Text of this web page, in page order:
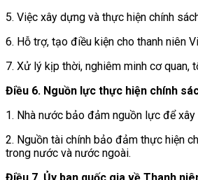
5. Việc xây dựng và thực hiện chính
6. Hỗ trợ, tạo điều kiện cho thanh niên
7. Xử lý kịp thời, nghiêm minh cơ quan,
Điều 6. Nguồn lực thực hiện chính
1. Nhà nước bảo đảm nguồn lực để
2. Nguồn tài chính bảo đảm thực hiện
trong nước và nước ngoài.